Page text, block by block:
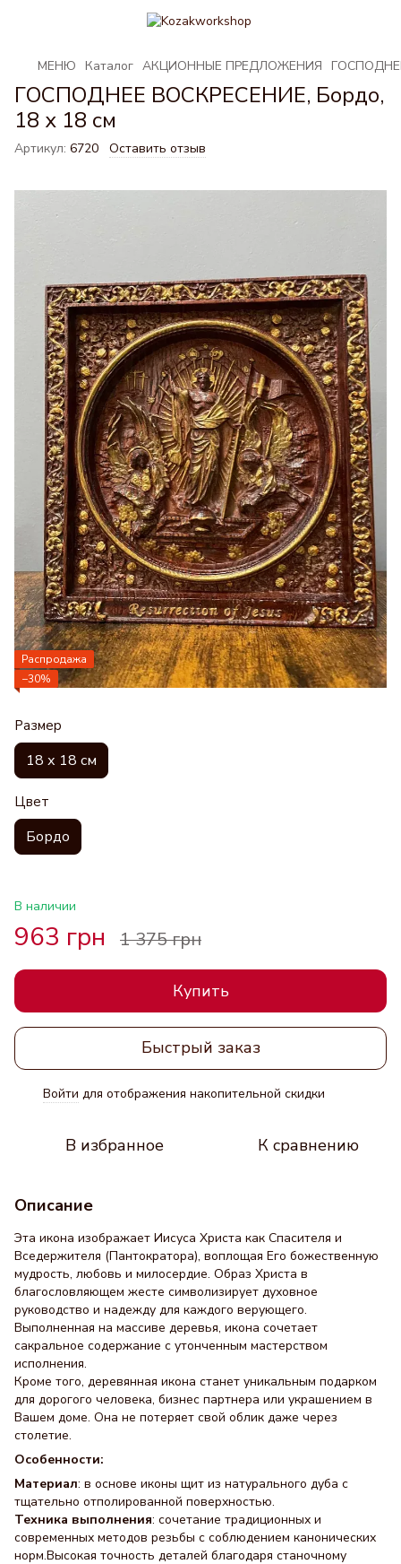
МЕНЮ Каталог АКЦИОННЫЕ ПРЕДЛОЖЕНИЯ
ГОСПОДНЕЕ ВОСКРЕСЕНИЕ, Бордо,
18 х 18 см
Артикул: 6720 Оставить отзыв
Распродажа
−30%
Размер
18 х 18 см
Цвет
Бордо
В наличии
963 грн 1 375 грн
Купить
Быстрый заказ
Войти для отображения накопительной скидки
В избранное К сравнению
Описание
Эта икона изображает Иисуса Христа как Спасителя и
Вседержителя (Пантократора), воплощая Его божественную
мудрость, любовь и милосердие. Образ Христа в
благословляющем жесте символизирует духовное
руководство и надежду для каждого верующего.
Выполненная на массиве деревья, икона сочетает
сакральное содержание с утонченным мастерством
исполнения.
Кроме того, деревянная икона станет уникальным подарком
для дорогого человека, бизнес партнера или украшением в
Вашем доме. Она не потеряет свой облик даже через
столетие.
Особенности:
Материал: в основе иконы щит из натурального дуба с
тщательно отполированной поверхностью.
Техника выполнения: сочетание традиционных и
современных методов резьбы с соблюдением канонических
норм.Высокая точность деталей благодаря станочному